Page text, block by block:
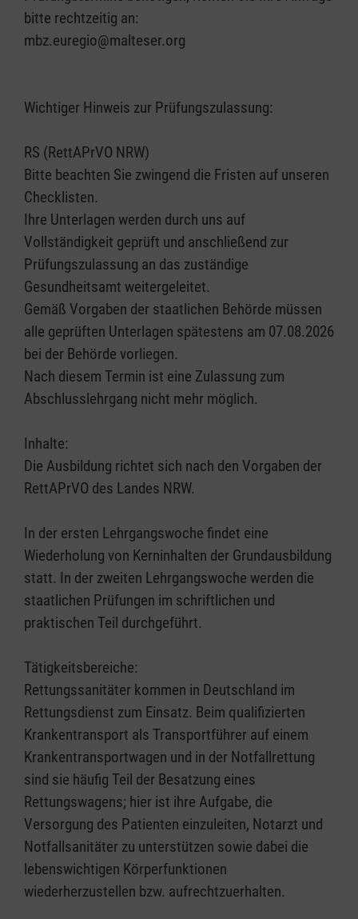
bitte rechtzeitig an:
mbz.euregio@malteser.org
Wichtiger Hinweis zur Prüfungszulassung:
RS (RettAPrVO NRW)
Bitte beachten Sie zwingend die Fristen auf unseren
Checklisten.
Ihre Unterlagen werden durch uns auf
Vollständigkeit geprüft und anschließend zur
Prüfungszulassung an das zuständige
Gesundheitsamt weitergeleitet.
Gemäß Vorgaben der staatlichen Behörde müssen
alle geprüften Unterlagen spätestens am 07.08.2026
bei der Behörde vorliegen.
Nach diesem Termin ist eine Zulassung zum
Abschlusslehrgang nicht mehr möglich.
Inhalte:
Die Ausbildung richtet sich nach den Vorgaben der
RettAPrVO des Landes NRW.
In der ersten Lehrgangswoche findet eine
Wiederholung von Kerninhalten der Grundausbildung
statt. In der zweiten Lehrgangswoche werden die
staatlichen Prüfungen im schriftlichen und
praktischen Teil durchgeführt.
Tätigkeitsbereiche:
Rettungssanitäter kommen in Deutschland im
Rettungsdienst zum Einsatz. Beim qualifizierten
Krankentransport als Transportführer auf einem
Krankentransportwagen und in der Notfallrettung
sind sie häufig Teil der Besatzung eines
Rettungswagens; hier ist ihre Aufgabe, die
Versorgung des Patienten einzuleiten, Notarzt und
Notfallsanitäter zu unterstützen sowie dabei die
lebenswichtigen Körperfunktionen
wiederherzustellen bzw. aufrechtzuerhalten.